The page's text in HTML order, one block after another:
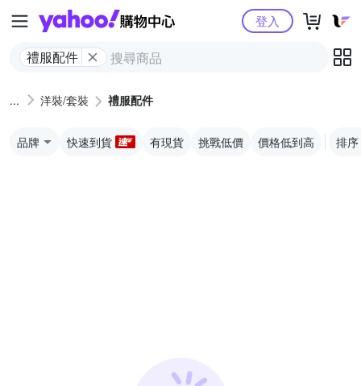
Yahoo購物中心
禮服配件
登入
洋裝/套裝 禮服配件
品牌 快速到貨 有現貨 挑戰低價 價格低到高 排序